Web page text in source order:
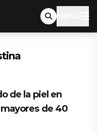
MENU
de la piel en
de 40